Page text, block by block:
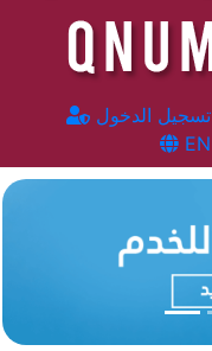
تسجيل الدخول
EN